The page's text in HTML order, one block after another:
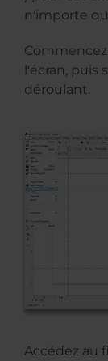
n'importe
l'écran,
déroulant.
Accédez au